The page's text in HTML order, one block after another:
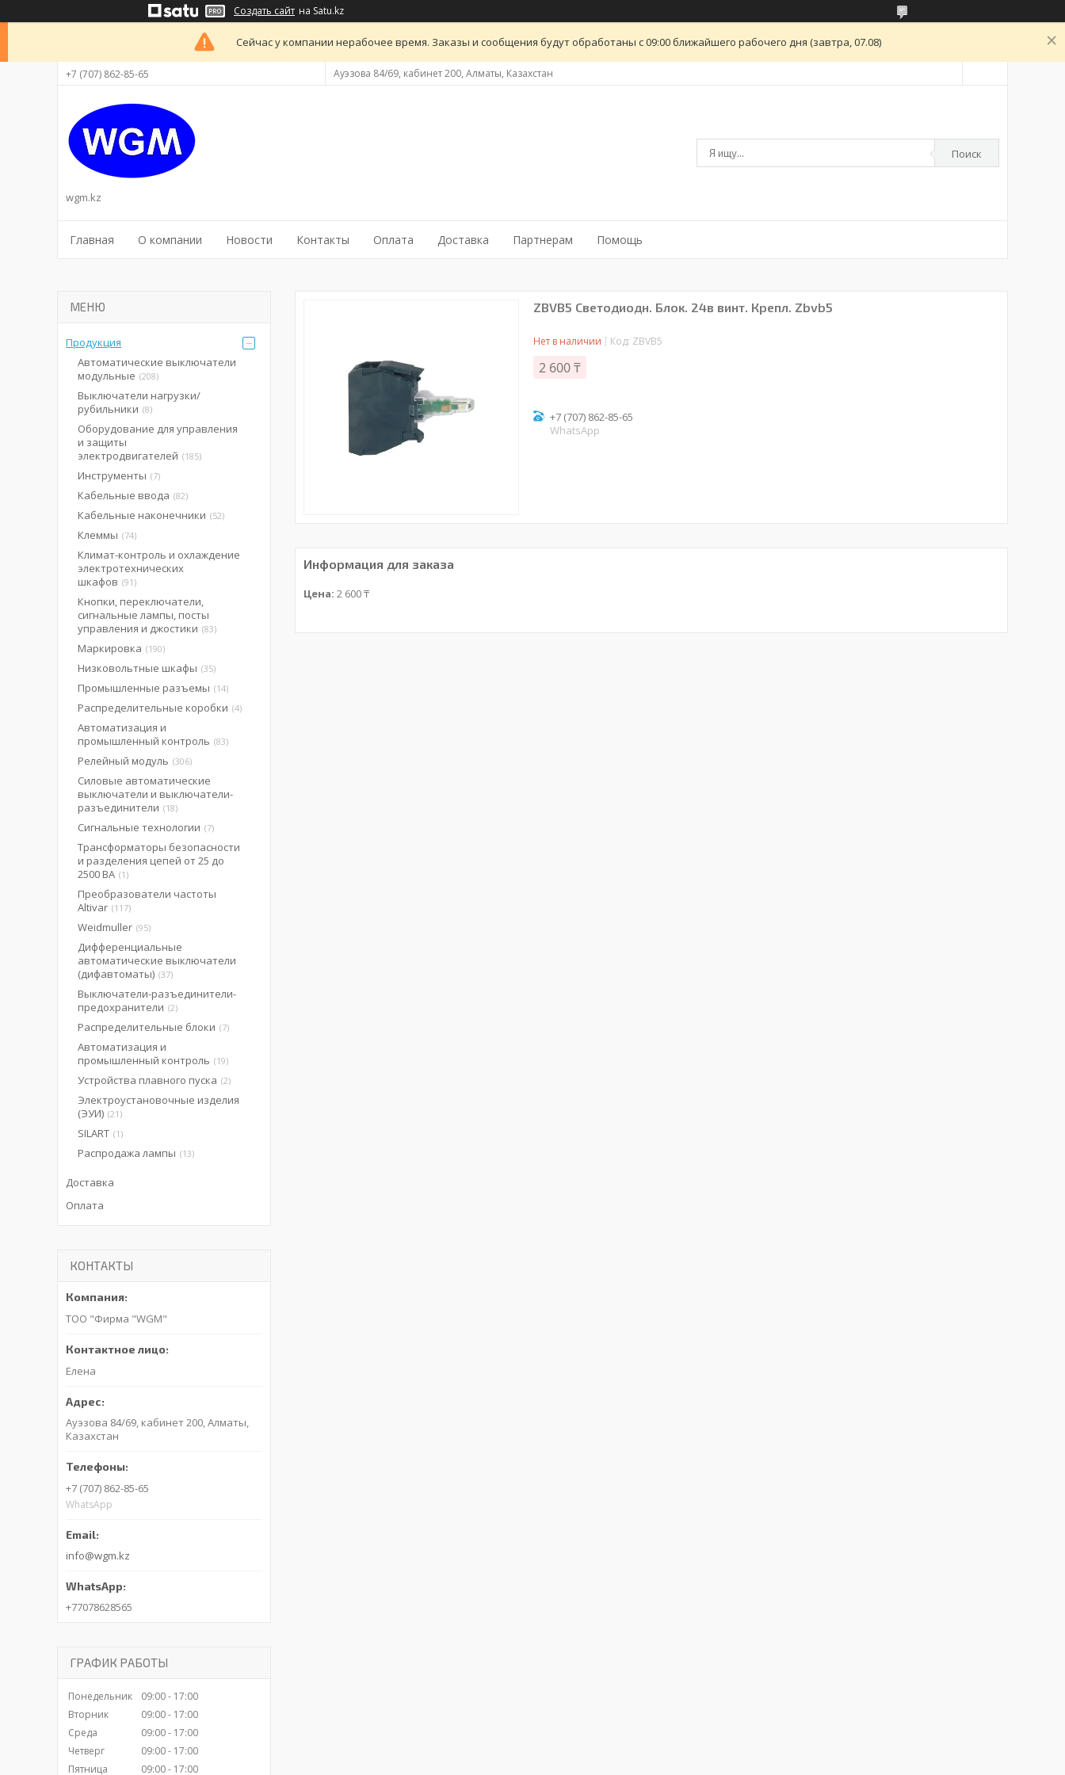
Создать сайт на Satu.kz
Сейчас у компании нерабочее время. Заказы и сообщения будут обработаны с 09:00 ближайшего рабочего дня (завтра, 07.08)
+7 (707) 862-85-65 Ауэзова 84/69, кабинет 200, Алматы, Казахстан
wgm.kz
Поиск
Главная О компании Новости Контакты Оплата Доставка Партнерам Помощь
ZBVB5 Светодиодн. Блок. 24в винт. Крепл. Zbvb5
Нет в наличии Код: ZBVB5
2 600 ₸
+7 (707) 862-85-65
WhatsApp
Информация для заказа
Цена: 2 600 ₸
Продукция
Автоматические выключатели
модульные 208
Выключатели нагрузки/
рубильники 8
Оборудование для управления
и защиты
электродвигателей
185
Инструменты 7
Кабельные ввода 82
Кабельные наконечники 52
Клеммы 74
Климат-контроль и охлаждение
электротехнических
шкафов 91
Кнопки, переключатели,
сигнальные лампы, посты
управления и джостики 83
Маркировка 190
Низковольтные шкафы 35
Промышленные разъемы 14
Распределительные коробки 4
Автоматизация и
промышленный контроль 83
Релейный модуль 306
Силовые автоматические
выключатели и выключатели-
разъединители
18
Сигнальные технологии 7
Трансформаторы безопасности
и разделения цепей от 25 до
2500 ВА 1
Преобразователи частоты
Altivar 117
Weidmuller 95
Дифференциальные
автоматические выключатели
(дифавтоматы) 37
Выключатели-разъединители-
предохранители 2
Распределительные блоки 7
Автоматизация и
промышленный контроль
19
Устройства плавного пуска 2
Электроустановочные изделия
(ЭУИ) 21
SILART 1
Распродажа лампы 13
Доставка
Оплата
КОНТАКТЫ
ТОО "Фирма "WGM"
Елена
Ауэзова 84/69, кабинет 200, Алматы,
Казахстан
+7 (707) 862-85-65
WhatsApp
info@wgm.kz
+77078628565
ГРАФИК РАБОТЫ
Понедельник 09:00
17:00
Вторник
09:00
17:00
Среда
09:00
17:00
Четверг
09:00
17:00
Пятница
09:00 17:00